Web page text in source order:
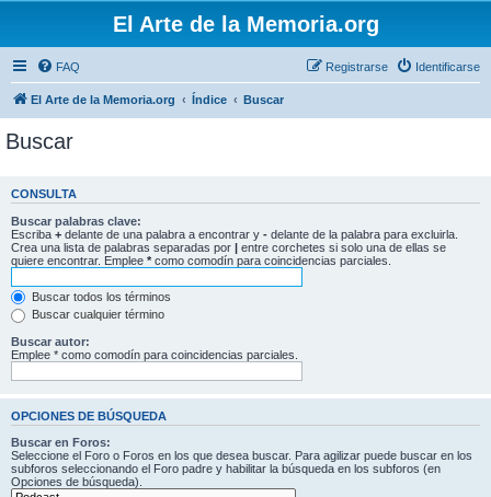
El Arte de la Memoria.org
FAQ Identificarse
Registrarse
El Arte de la Memoria.org Índice Buscar
Buscar
CONSULTA
Buscar palabras clave:
Escriba + delante de una palabra a encontrar y - delante de la palabra para excluirla.
Crea una lista de palabras separadas por | entre corchetes si solo una de ellas se
quiere encontrar. Emplee * como comodín para coincidencias parciales.
Buscar todos los términos
Buscar cualquier término
Buscar autor:
Emplee * como comodín para coincidencias parciales.
OPCIONES DE BÚSQUEDA
Buscar en Foros:
Seleccione el Foro o Foros en los que desea buscar. Para agilizar puede buscar en los
subforos seleccionando el Foro padre y habilitar la búsqueda en los subforos (en
Opciones de búsqueda).